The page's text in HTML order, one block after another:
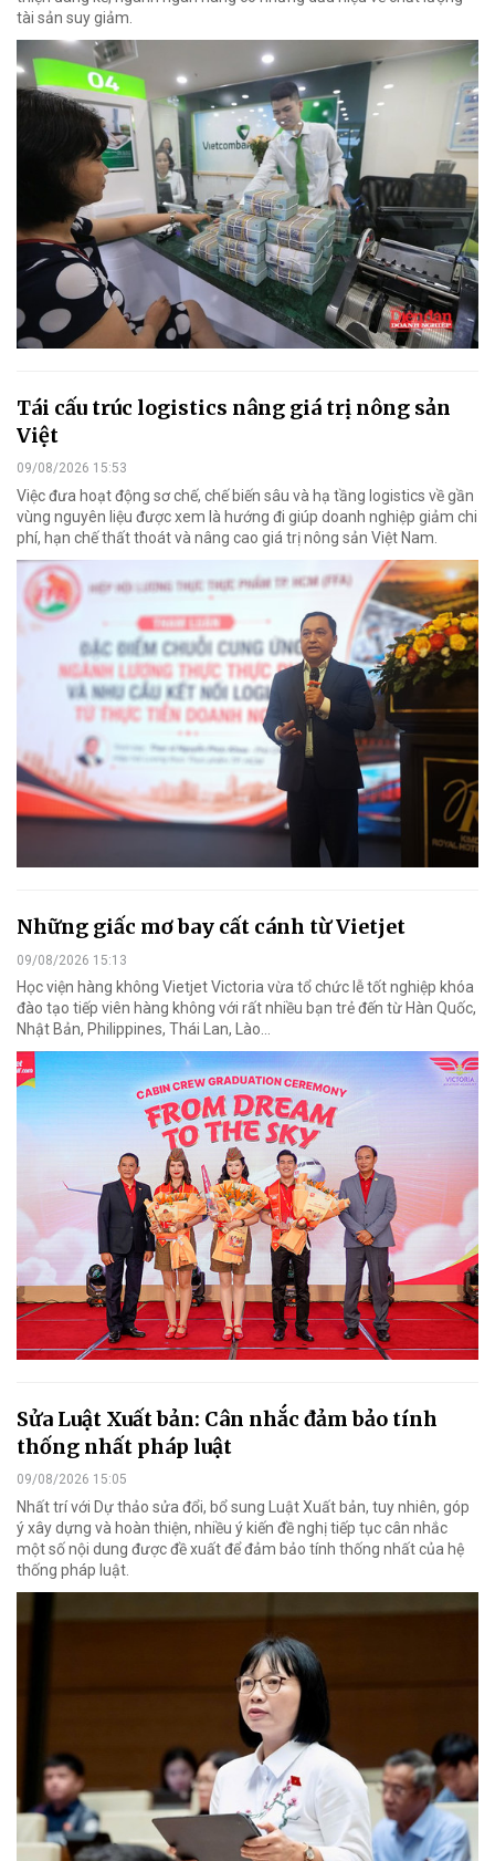
tài sản suy giảm.
Tái cấu trúc logistics nâng giá trị nông sản
Việt
09/08/2026 15:53
Việc đưa hoạt động sơ chế, chế biến sâu và hạ tầng logistics về gần
vùng nguyên liệu được xem là hướng đi giúp doanh nghiệp giảm chi
phí, hạn chế thất thoát và nâng cao giá trị nông sản Việt Nam.
Những giấc mơ bay cất cánh từ Vietjet
09/08/2026 15:13
Học viện hàng không Vietjet Victoria vừa tổ chức lễ tốt nghiệp khóa
đào tạo tiếp viên hàng không với rất nhiều bạn trẻ đến từ Hàn Quốc,
Nhật Bản, Philippines, Thái Lan, Lào…
Sửa Luật Xuất bản: Cân nhắc đảm bảo tính
thống nhất pháp luật
09/08/2026 15:05
Nhất trí với Dự thảo sửa đổi, bổ sung Luật Xuất bản, tuy nhiên, góp
ý xây dựng và hoàn thiện, nhiều ý kiến đề nghị tiếp tục cân nhắc
một số nội dung được đề xuất để đảm bảo tính thống nhất của hệ
thống pháp luật.